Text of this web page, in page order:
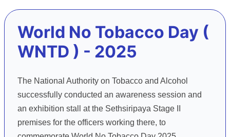
World No Tobacco Day (
WNTD ) - 2025
The National Authority on Tobacco and Alcohol
successfully conducted an awareness session and
an exhibition stall at the Sethsiripaya Stage II
premises for the officers working there, to